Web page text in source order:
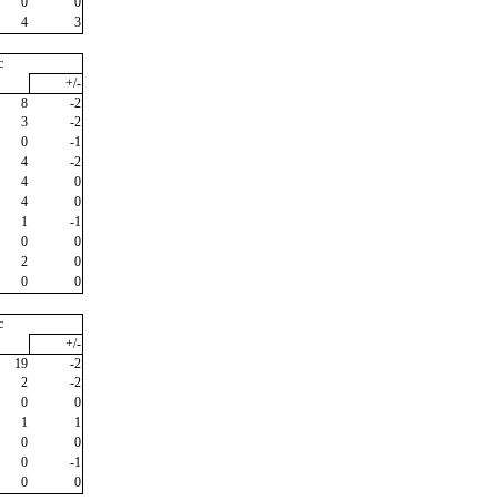
4
3
+/-
8
-2
3
-2
0
-1
4
-2
4
0
4
0
1
-1
0
0
2
0
0
0
+/-
19
-2
2
-2
0
0
1
1
0
0
0
-1
0
0